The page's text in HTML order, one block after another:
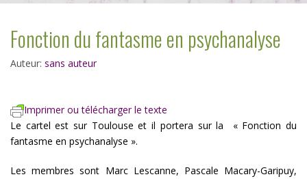
Fonction du fantasme en psychanalyse
Auteur: sans auteur
Imprimer ou télécharger le texte
Le cartel est sur Toulouse et il portera sur la « Fonction du
fantasme en psychanalyse ».
Les membres sont Marc Lescanne, Pascale Macary-Garipuy,